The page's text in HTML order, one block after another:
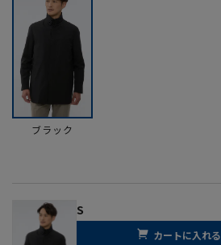
ブラック
S
カートに入れる